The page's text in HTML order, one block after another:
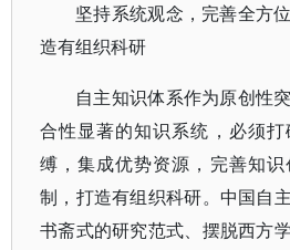
坚持系统观念，完善全方
造有组织科研
自主知识体系作为原创性
合性显著的知识系统，必须
缚，集成优势资源，完善知
制，打造有组织科研。中国自
书斋式的研究范式、摆脱西方